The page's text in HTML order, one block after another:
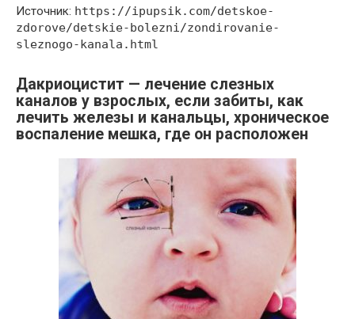
Источник: https://ipupsik.com/detskoe-
zdorove/detskie-bolezni/zondirovanie-
sleznogo-kanala.html
Дакриоцистит — лечение слезных
каналов у взрослых, если забиты, как
лечить железы и канальцы, хроническое
воспаление мешка, где он расположен